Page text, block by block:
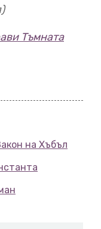
във вселенски
на
балансмежду
Сега е моментът
Тъмната
на Хъбъл